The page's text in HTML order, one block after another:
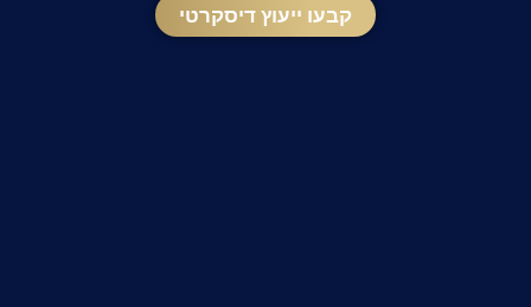
קבעו ייעוץ דיסקרטי